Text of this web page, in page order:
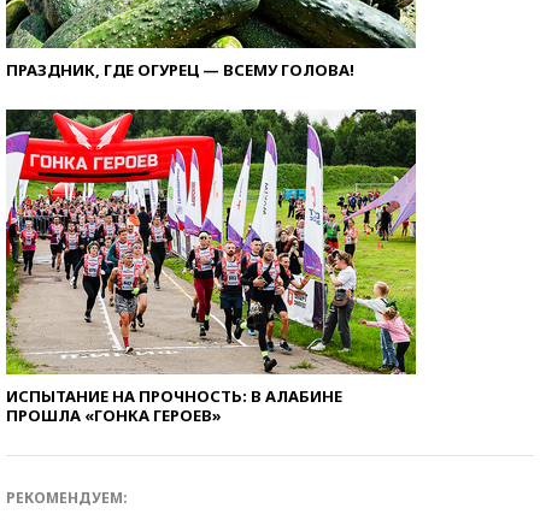
ПРАЗДНИК, ГДЕ ОГУРЕЦ — ВСЕМУ ГОЛОВА!
ИСПЫТАНИЕ НА ПРОЧНОСТЬ: В АЛАБИНЕ
ПРОШЛА «ГОНКА ГЕРОЕВ»
РЕКОМЕНДУЕМ: